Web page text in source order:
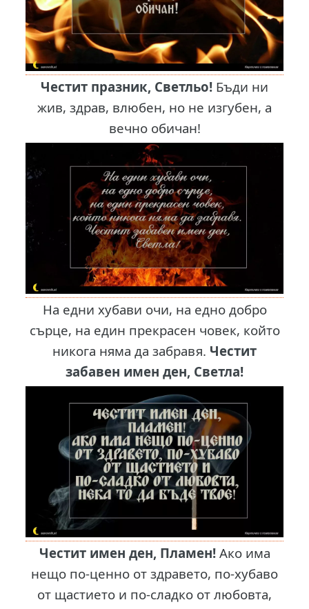
Честит празник, Светльо! Бъди ни
жив, здрав, влюбен, но не изгубен, а
вечно обичан!
На едни хубави очи, на едно добро
сърце, на един прекрасен човек, който
никога няма да забравя. Честит
забавен имен ден, Светла!
Честит имен ден, Пламен!Ако има
нещо по-ценно от здравето, по-хубаво
от щастието и по-сладко от любовта,